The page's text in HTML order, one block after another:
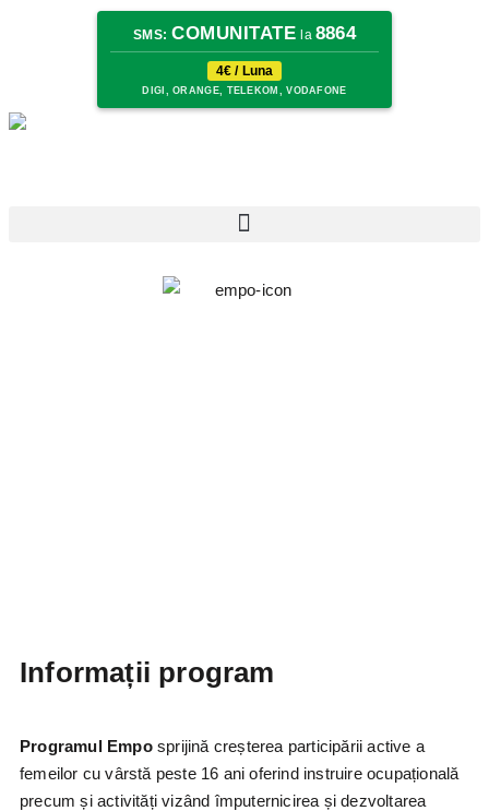
SMS: COMUNITATE la 8864
4€ / Luna
DIGI, ORANGE, TELEKOM, VODAFONE
Informații program
Programul Emposprijină creșterea participării active a
femeilor cu vârstă peste 16 ani oferind instruire ocupațională
precum și activități vizând împuternicirea și dezvoltarea